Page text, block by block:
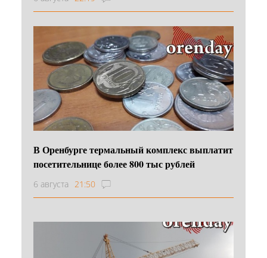
В Оренбурге термальный комплекс выплатит
посетительнице более 800 тыс рублей
6 августа 21:50